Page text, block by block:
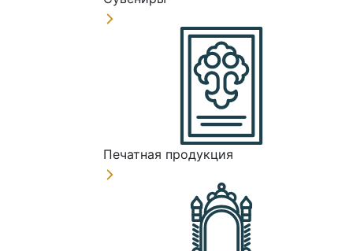
Печатная продукция